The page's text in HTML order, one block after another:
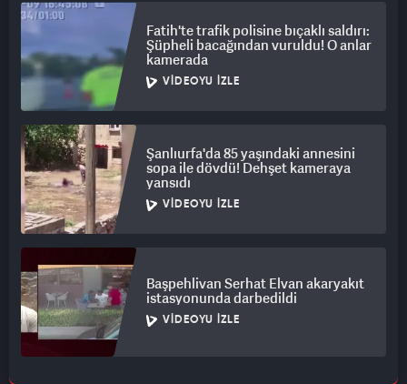
Fatih'te trafik polisine bıçaklı saldırı:
Şüpheli bacağından vuruldu! O anlar
kamerada
VIDEOYU İZLE
Şanlıurfa'da 85 yaşındaki annesini
sopa ile dövdü! Dehşet kameraya
yansıdı
VIDEOYU İZLE
Başpehlivan Serhat Elvan akaryakıt
istasyonunda darbedildi
VIDEOYU İZLE